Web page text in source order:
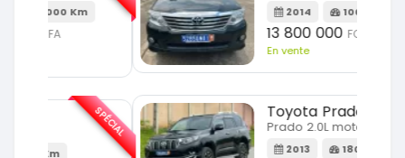
2014 100000 Km
13 800 000 FCFA
En vente
Toyota Prado
Prado 2.0L moteur d4d
2013 180000 Km
SPÉCIAL